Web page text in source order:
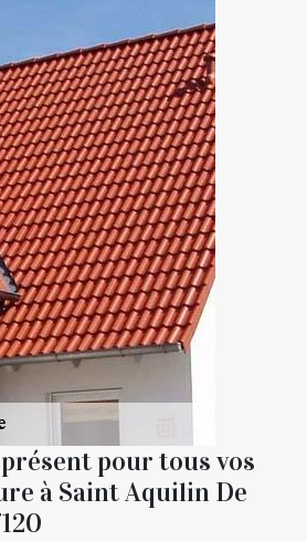
pour tous vos
à Saint Aquilin De